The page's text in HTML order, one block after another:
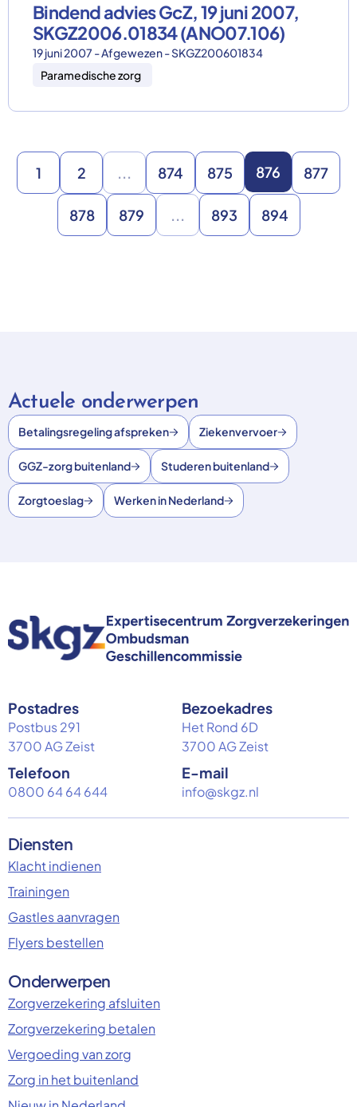
Bindend advies GcZ, 19 juni 2007,
SKGZ2006.01834 (ANO07.106)
19 juni 2007 - Afgewezen - SKGZ200601834
Paramedische zorg
1 2 ... 874 875 876 877
878 879 ... 893 894
Actuele onderwerpen
Betalingsregeling afspreken Ziekenvervoer
GGZ-zorg buitenland Studeren buitenland
Zorgtoeslag Werken in Nederland
Postadres
Postbus 291
3700 AG Zeist
Bezoekadres
Het Rond 6D
3700 AG Zeist
Telefoon
0800 64 64 644
E-mail
info@skgz.nl
Diensten
Klacht indienen
Trainingen
Gastles aanvragen
Flyers bestellen
Onderwerpen
Zorgverzekering afsluiten
Zorgverzekering betalen
Vergoeding van zorg
Zorg in het buitenland